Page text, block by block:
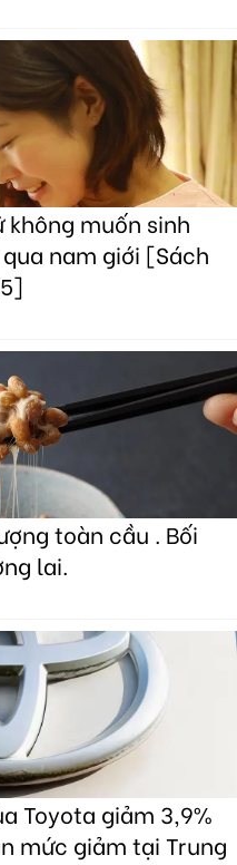
không muốn sinh
nam giới [Sách
toàn cầu . Bối
lai.
Toyota giảm 3,9%
mức giảm tại Trung